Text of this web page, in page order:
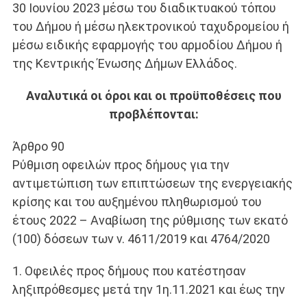
30 Ιουνίου 2023 µέσω του διαδικτυακού τόπου
του Δήµου ή µέσω ηλεκτρονικού ταχυδροµείου ή
µέσω ειδικής εφαρµογής του αρµοδίου Δήµου ή
της Κεντρικής Ένωσης Δήµων Ελλάδος.
Αναλυτικά οι όροι και οι προϋποθέσεις που
προβλέπονται:
Άρθρο 90
Ρύθμιση οφειλών προς δήμους για την
αντιμετώπιση των επιπτώσεων της ενεργειακής
κρίσης και του αυξημένου πληθωρισμού του
έτους 2022 – Αναβίωση της ρύθμισης των εκατό
(100) δόσεων των ν. 4611/2019 και 4764/2020
1. Οφειλές προς δήμους που κατέστησαν
ληξιπρόθεσμες μετά την 1η.11.2021 και έως την